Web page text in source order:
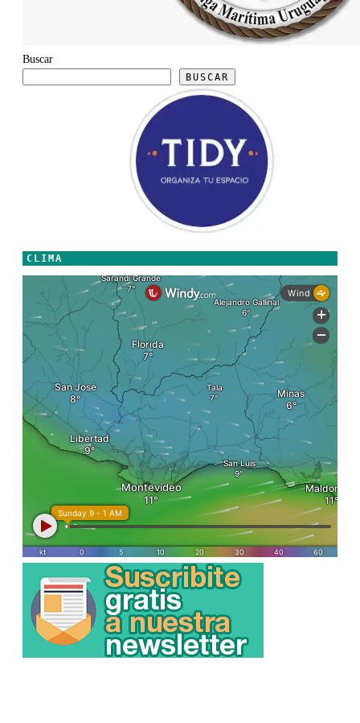
Buscar
BUSCAR
CLIMA